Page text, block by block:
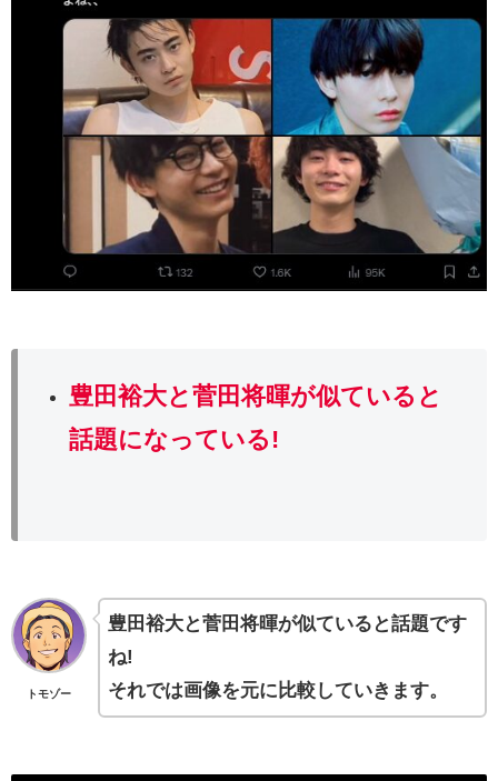
豊田裕大と菅田将暉が似ていると
話題になっている!
トモゾー
豊田裕大と菅田将暉が似ていると話題です
ね!
それでは画像を元に比較していきます。